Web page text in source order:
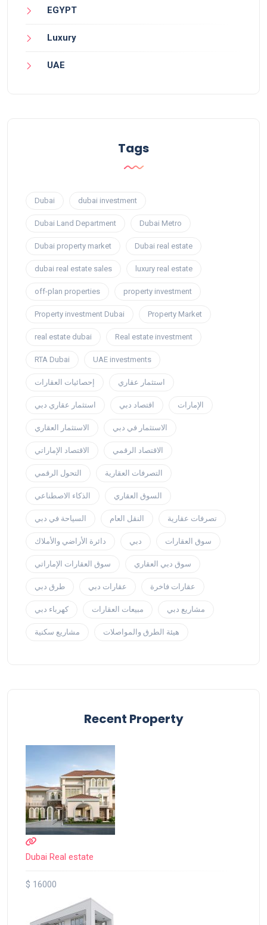
EGYPT
Luxury
UAE
Tags
Dubai dubai investment
Dubai Land Department Dubai Metro
Dubai property market Dubai real estate
dubai real estate sales luxury real estate
off-plan properties property investment
Property investment Dubai Property Market
real estate dubai Real estate investment
RTA Dubai UAE investments
إحصائيات العقارات استثمار عقاري
استثمار عقاري دبي اقتصاد دبي الإمارات
الاستثمار العقاري الاستثمار في دبي
الاقتصاد الإماراتي الاقتصاد الرقمي
التحول الرقمي التصرفات العقارية
الذكاء الاصطناعي السوق العقاري
السياحة في دبي النقل العام تصرفات عقارية
دائرة الأراضي والأملاك دبي سوق العقارات
سوق العقارات الإماراتي سوق دبي العقاري
طرق دبي عقارات دبي عقارات فاخرة
كهرباء دبي مبيعات العقارات مشاريع دبي
مشاريع سكنية هيئة الطرق والمواصلات
Recent Property
Dubai Real estate
$ 16000